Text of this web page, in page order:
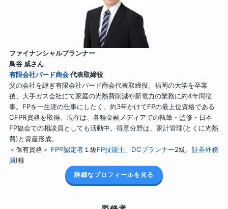
ファイナンシャルプランナー
鳥谷 威さん
有限会社バード商会代表取締役
父の会社を継ぎ有限会社バード商会代表取締役。福岡の大学を卒業
後、大手ガス会社にて家庭の光熱費削減や新電力の業務に約4年間従
事。FPを一生涯の仕事にしたく、約3年かけてFPの最上位資格である
CFPR資格を取得。現在は、各種金融メディアでの執筆・監修・日本
FP協会での相談員としても活動中。得意分野は、家計管理(とくに光熱
費)と資産形成。
＜保有資格＞ FP®認定者１級FP技能士、 DCプランナー2級、 証券外務
員Ⅰ種
詳細なプロフィールを見る